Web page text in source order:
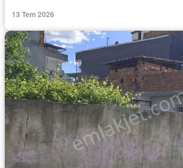
13 Tem 2026